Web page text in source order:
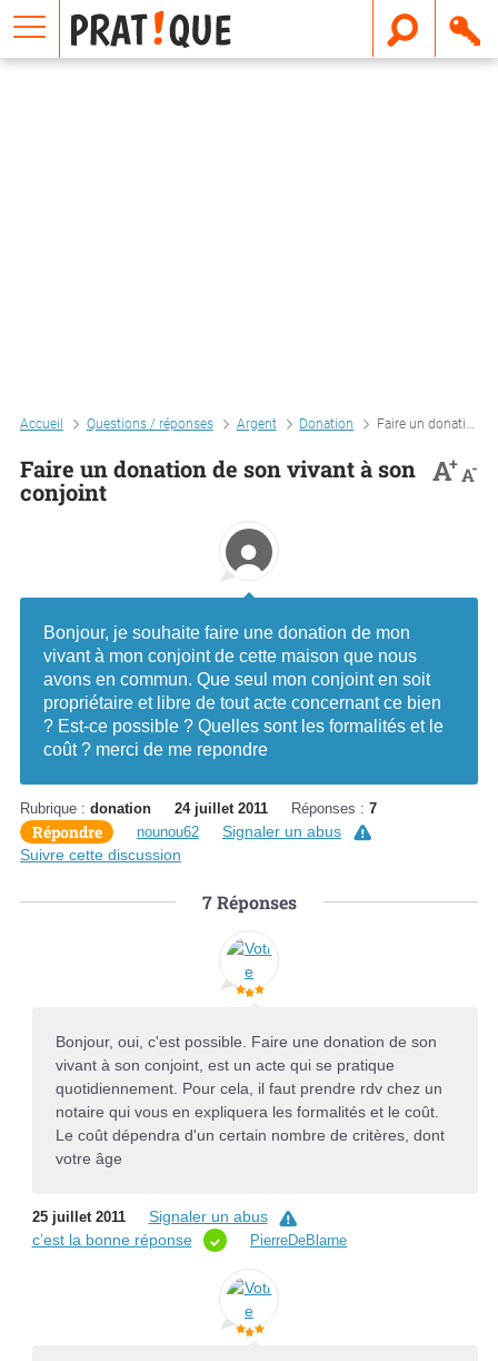
Accueil Questions / réponses Argent Donation Faire un donation de son vivant à son conjoint
Faire un donation de son vivant à son
conjoint
A+A-
Bonjour, je souhaite faire une donation de mon
vivant à mon conjoint de cette maison que nous
avons en commun. Que seul mon conjoint en soit
propriétaire et libre de tout acte concernant ce bien
? Est-ce possible ? Quelles sont les formalités et le
coût ? merci de me repondre
Rubrique : donation 24 juillet 2011 Réponses : 7
Répondre nounou62
Signaler un abus
Suivre cette discussion
7Réponses
Bonjour, oui, c'est possible. Faire une donation de son
vivant à son conjoint, est un acte qui se pratique
quotidiennement. Pour cela, il faut prendre rdv chez un
notaire qui vous en expliquera les formalités et le coût.
Le coût dépendra d'un certain nombre de critères, dont
votre âge
25 juillet 2011
Signaler un abus
c’est la bonne réponse
PierreDeBlarne
E
m
a